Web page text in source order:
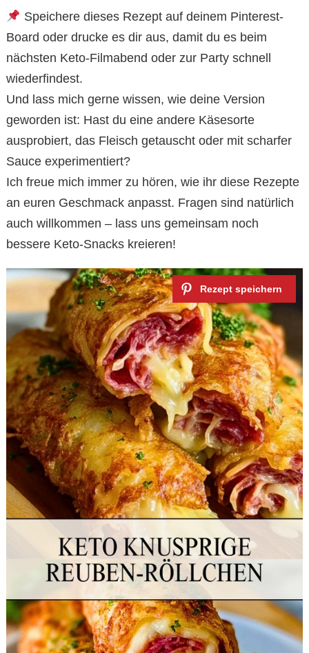
Speichere dieses Rezept auf deinem Pinterest-
Board oder drucke es dir aus, damit du es beim
nächsten Keto-Filmabend oder zur Party schnell
wiederfindest.
Und lass mich gerne wissen, wie deine Version
geworden ist: Hast du eine andere Käsesorte
ausprobiert, das Fleisch getauscht oder mit scharfer
Sauce experimentiert?
Ich freue mich immer zu hören, wie ihr diese Rezepte
an euren Geschmack anpasst. Fragen sind natürlich
auch willkommen – lass uns gemeinsam noch
bessere Keto-Snacks kreieren!